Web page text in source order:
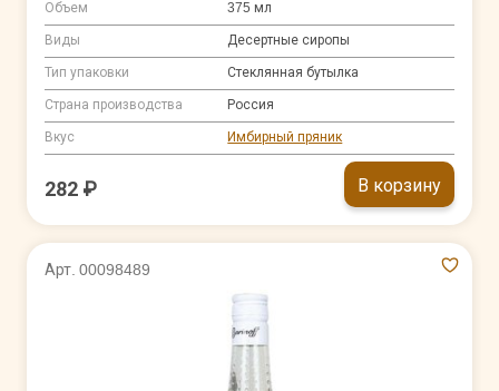
Объем 375 мл
Виды Десертные сиропы
Тип упаковки Стеклянная бутылка
Страна производства Россия
Вкус Имбирный пряник
282 ₽ В корзину
Арт. 00098489